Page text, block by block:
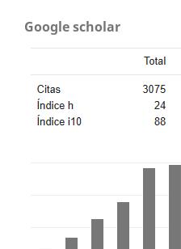
Google scholar